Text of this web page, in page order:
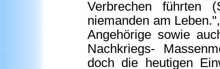
Verbrechen führten
niemanden am
Angehörige sowie
Nachkriegs-
doch die heutigen